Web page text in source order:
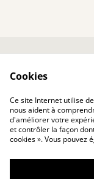
Cookies
Ce site Internet utilise
nous aident à
d'améliorer votre
et contrôler la façon
cookies ». Vous pouvez